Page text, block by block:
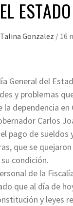
Talina Gonzalez / 16
General del
y problemas
la dependencia
Carlos
pago de
que se
condición.
de la
que al día de
y leyes